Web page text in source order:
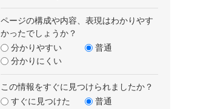
ページの構成や内容、表現はわかりやす
かったでしょうか？
分かりやすい
普通
分かりにくい
この情報をすぐに見つけられましたか？
すぐに見つけた
普通